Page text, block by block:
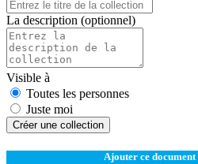
La description (optionnel)
Visible à
Toutes les personnes
Juste moi
Créer une collection
Ajouter ce